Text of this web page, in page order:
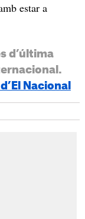
estar a
d’última
Nacional